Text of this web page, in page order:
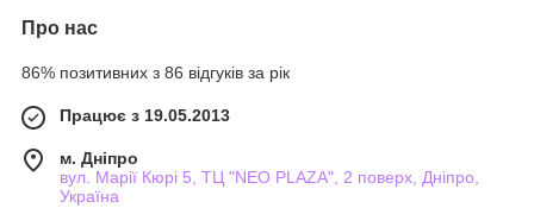
Про нас
86% позитивних з 86 відгуків за рік
Працює з 19.05.2013
м. Дніпро
вул. Марії Кюрі 5, ТЦ "NEO PLAZA", 2 поверх, Дніпро,
Україна